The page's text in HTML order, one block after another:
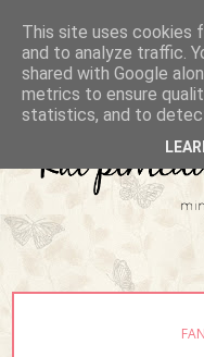
This site uses cookies
and to analyze traffic.
shared with Google
metrics to ensure
statistics, and to